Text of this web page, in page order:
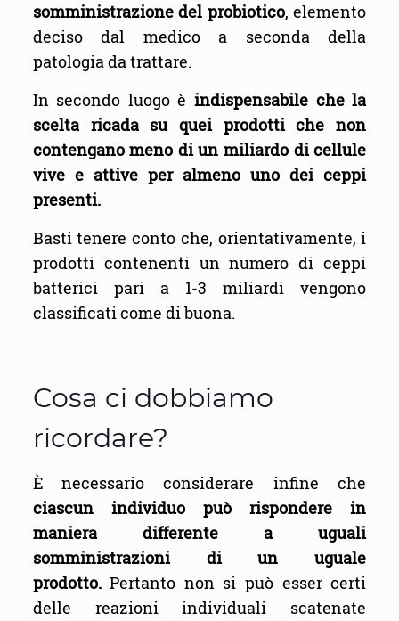
somministrazione del probiotico, elemento
deciso dal medico a seconda della
patologia da trattare.
In secondo luogo èindispensabile che la
scelta ricada su quei prodotti che non
contengano meno di un miliardo di cellule
vive e attive per almeno uno dei ceppi
presenti.
Basti tenere conto che, orientativamente, i
prodotti contenenti un numero di ceppi
batterici pari a 1-3 miliardi vengono
classificati come di buona.
Cosa ci dobbiamo
ricordare?
È necessario considerare infine che
ciascun individuo
può rispondere in
maniera differente a uguali
somministrazioni di un uguale
prodotto.Pertanto non si può esser certi
delle reazioni individuali scatenate